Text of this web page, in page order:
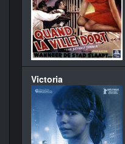
Victoria